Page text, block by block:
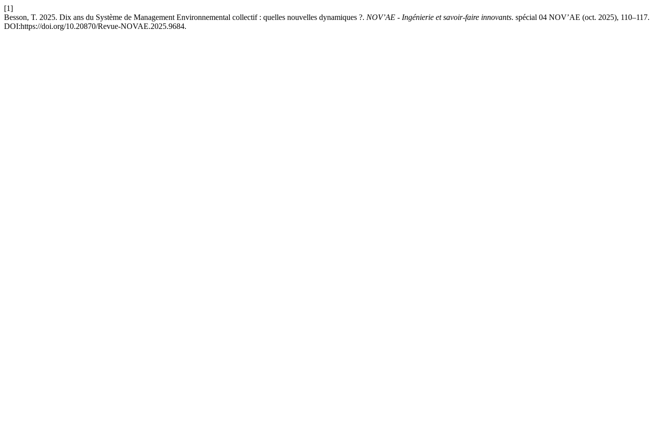
[1]
Besson, T. 2025. Dix ans du Système de Management Environnemental collectif : quelles nouvelles dynamiques ?. NOV’AE - Ingénierie et savoir-faire innovants. spécial 04 NOV’AE (oct. 2025), 110–117.
DOI:https://doi.org/10.20870/Revue-NOVAE.2025.9684.